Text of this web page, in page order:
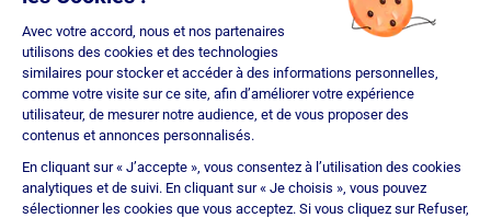
(RCS Nancy n°404 681 496, Mandataire Non Exclusif, ORIAS n°07
036 794) pour le Regroupement de crédits et Courtier d'assurance
ou de réassurance (COA).
Société soumise au contrôle de l'Autorité de Contrôle Prudentiel et
de Résolution (ACPR – site : https://acpr.banque-france.fr/), 4
Place de Budapest – CS 92459 – 75436 Paris Cedex 09. Réseau
d'agences franchisées juridiquement et financièrement
indépendantes. IMMOPRÊT bénéficie d'une assurance
responsabilité civile professionnelle auprès de CNA Insurance